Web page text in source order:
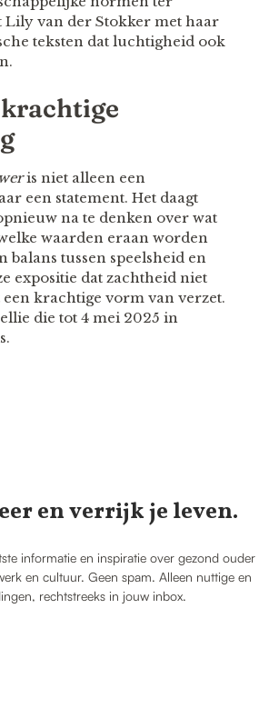
Lily van der Stokker met haar
teksten dat luchtigheid ook
krachtige
is niet alleen een
een statement. Het daagt
na te denken over wat
waarden eraan worden
balans tussen speelsheid en
expositie dat zachtheid niet
krachtige vorm van verzet.
die tot 4 mei 2025 in
en verrijk je leven.
informatie en inspiratie over gezond ouder
en cultuur. Geen spam. Alleen nuttige en
rechtstreeks in jouw inbox.